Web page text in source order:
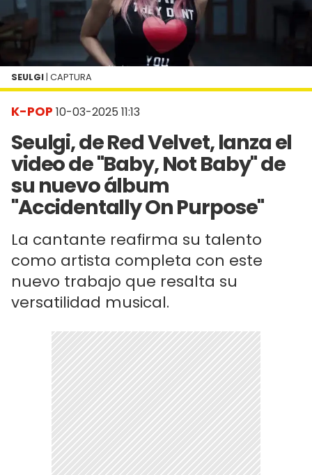
K-POP 10-03-2025 11:13
Seulgi, de Red Velvet, lanza el
video de "Baby, Not Baby" de
su nuevo álbum
"Accidentally On Purpose"
La cantante reafirma su talento
como artista completa con este
nuevo trabajo que resalta su
versatilidad musical.
SEULGI | CAPTURA